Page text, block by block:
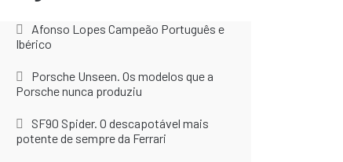
Afonso Lopes Campeão Português e
Ibérico
Porsche Unseen. Os modelos que a
Porsche nunca produziu
SF90 Spider. O descapotável mais
potente de sempre da Ferrari